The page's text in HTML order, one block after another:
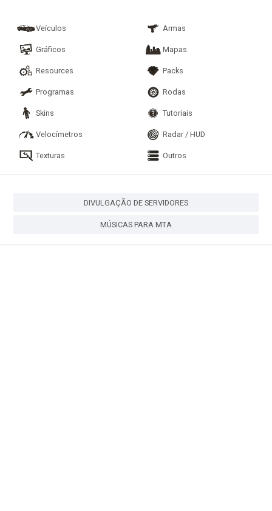
Veículos Armas
Gráficos Mapas
Resources Packs
Programas Rodas
Skins Tutoriais
Velocímetros Radar / HUD
Texturas Outros
DIVULGAÇÃO DE SERVIDORES
MÚSICAS PARA MTA